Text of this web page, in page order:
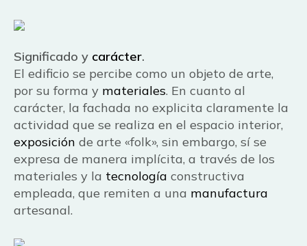
Significado y carácter.
El edificio se percibe como un objeto de arte,
por su forma y materiales. En cuanto al
carácter, la fachada no explicita claramente la
actividad que se realiza en el espacio interior,
exposición de arte «folk», sin embargo, sí se
expresa de manera implícita, a través de los
materiales y la tecnología constructiva
empleada, que remiten a una manufactura
artesanal.